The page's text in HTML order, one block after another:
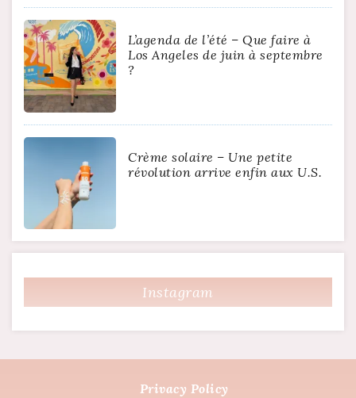
L’agenda de l’été – Que faire à
Los Angeles de juin à septembre
?
Crème solaire – Une petite
révolution arrive enfin aux U.S.
Instagram
Privacy Policy